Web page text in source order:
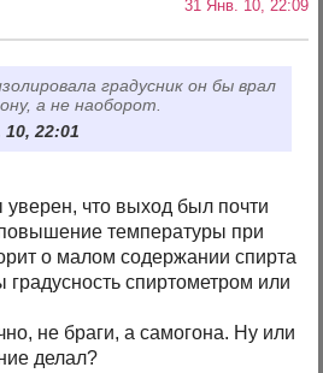
31 Янв. 10, 22:09
градусник он бы врал
а не наоборот.
22:01
уверен, что выход был почти
температуры при
о малом содержании спирта
спиртометром или
не браги, а самогона. Ну или
делал?